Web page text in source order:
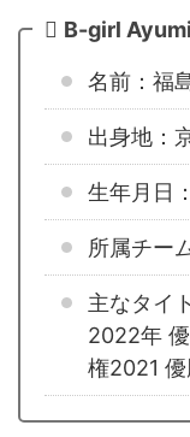
B-girl Ayumi
名前：福
出身地：
生年月日
所属チー
主なタイ
2022年
権2021 優